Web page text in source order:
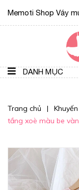
Memoti Shop Váy
DANH MỤC
Trang chủ |
tầng xoè màu be